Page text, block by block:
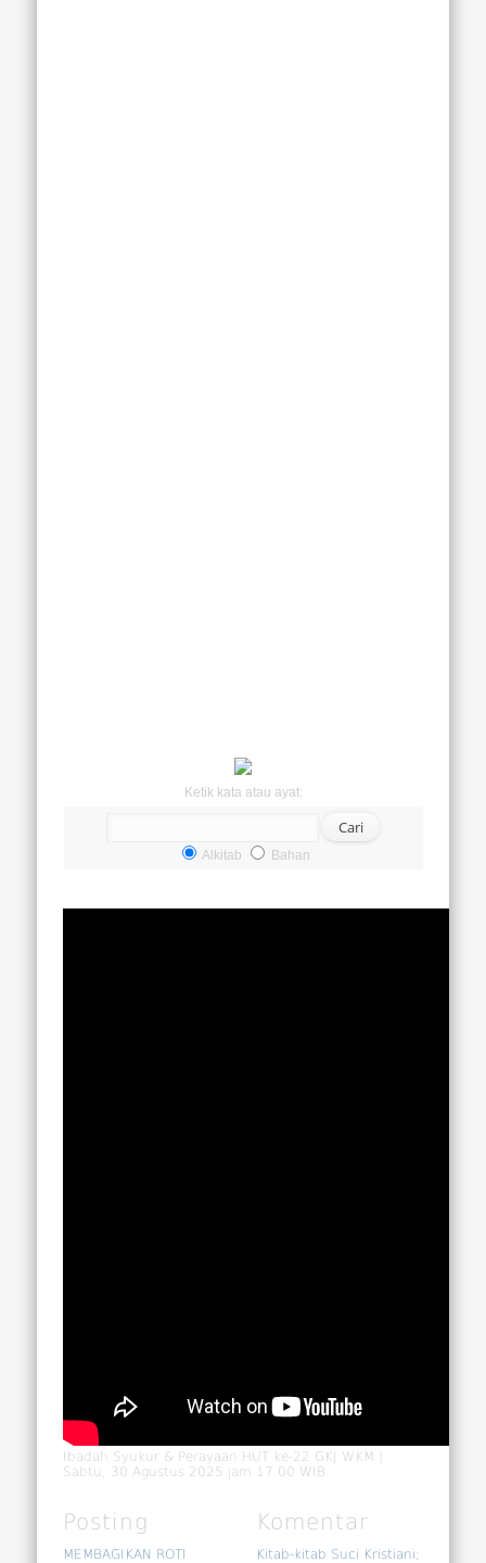
Ketik kata atau ayat:
Alkitab Bahan
Ibadah Syukur & Perayaan HUT ke-22 GKJ WKM |
Sabtu, 30 Agustus 2025 jam 17.00 WIB
Posting
MEMBAGIKAN ROTI
Komentar
Kitab-kitab Suci Kristiani;